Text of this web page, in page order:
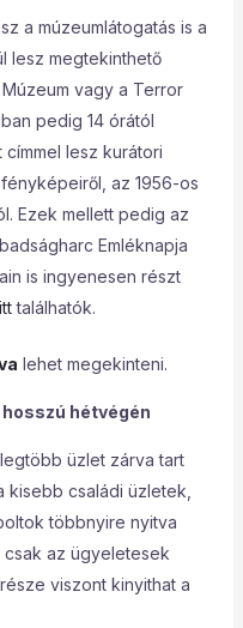
a múzeumlátogatás is a
lesz megtekinthető
vagy a Terror
pedig 14 órától
lesz kurátori
az 1956-os
Ezek mellett pedig az
Emléknapja
is ingyenesen részt
itttalálhatók.
lehet megekinteni.
hétvégén
üzlet zárva tart
kisebb családi üzletek,
többnyire nyitva
az ügyeletesek
viszont kinyithat a